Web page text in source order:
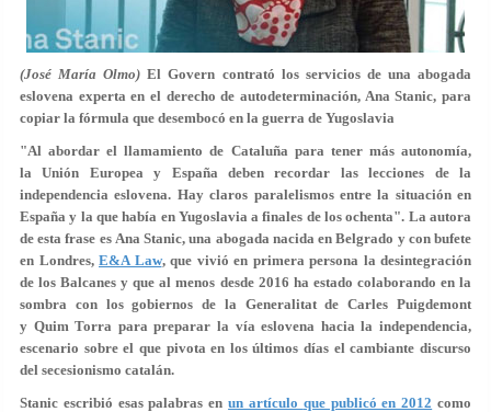
(José María Olmo)El Govern contrató los servicios de una abogada
eslovena experta en el derecho de autodeterminación, Ana Stanic, para
copiar la fórmula que desembocó en la guerra de Yugoslavia
"Al abordar el llamamiento de Cataluña para tener más autonomía,
la Unión Europea y España deben recordar las lecciones de la
independencia eslovena. Hay claros paralelismos entre la situación en
España y la que había en Yugoslavia a finales de los ochenta". La autora
de esta frase es Ana Stanic, una abogada nacida en Belgrado y con bufete
en Londres, E&A Law, que vivió en primera persona la desintegración
de los Balcanes y que al menos desde 2016 ha estado colaborando en la
sombra con los gobiernos de la Generalitat de Carles Puigdemont
y Quim Torra para preparar la vía eslovena hacia la independencia,
escenario sobre el que pivota en los últimos días el cambiante discurso
del secesionismo catalán.
Stanic escribió esas palabras enun artículo que publicó en 2012 como